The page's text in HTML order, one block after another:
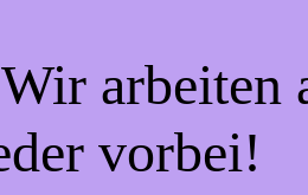
arbeiten
vorbei!